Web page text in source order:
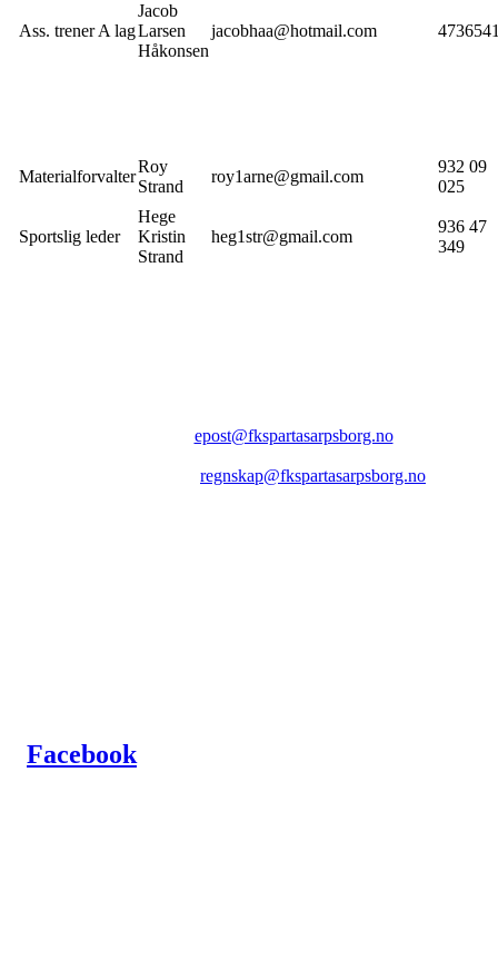
Ass. trener A lag
Jacob
Larsen
Håkonsen
jacobhaa@hotmail.com
Materialforvalter
Roy
Strand
roy1arne@gmail.com
932 09
025
Sportslig leder
Hege
Kristin
Strand
heg1str@gmail.com
936 47
349
epost@fkspartasarpsborg.no
regnskap@fkspartasarpsborg.no
Facebook